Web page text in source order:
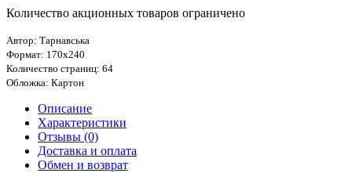
Количество акционных товаров ограничено
Автор: Тарнавська
Формат: 170х240
Количество страниц: 64
Обложка: Картон
Описание
Характеристики
Отзывы (0)
Доставка и оплата
Обмен и возврат